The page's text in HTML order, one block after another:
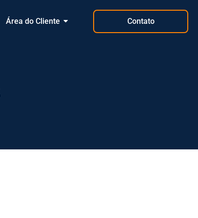
Área do Cliente Contato